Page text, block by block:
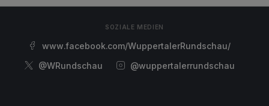
SOZIALE MEDIEN
www.facebook.com/WuppertalerRundschau/
@WRundschau
@wuppertalerrundschau